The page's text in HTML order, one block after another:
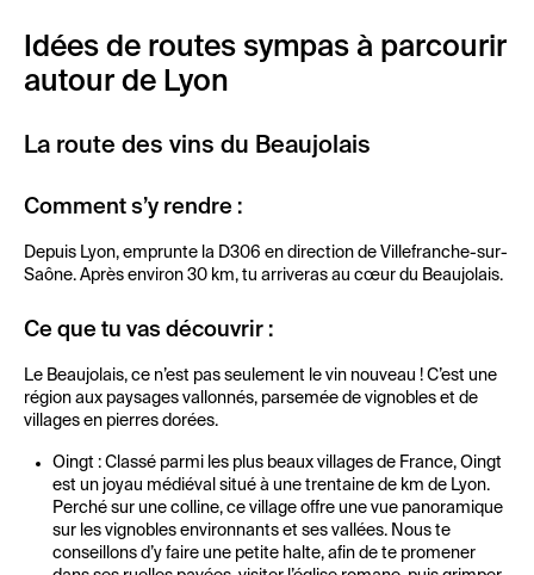
Idées de routes sympas à parcourir
autour de Lyon
La route des vins du Beaujolais
Comment s’y rendre :
Depuis Lyon, emprunte la D306 en direction de Villefranche-sur-
Saône. Après environ 30 km, tu arriveras au cœur du Beaujolais.
Ce que tu vas découvrir :
Le Beaujolais, ce n’est pas seulement le vin nouveau ! C’est une
région aux paysages vallonnés, parsemée de vignobles et de
villages en pierres dorées.
Oingt : Classé parmi les plus beaux villages de France, Oingt
est un joyau médiéval situé à une trentaine de km de Lyon.
Perché sur une colline, ce village offre une vue panoramique
sur les vignobles environnants et ses vallées. Nous te
conseillons d’y faire une petite halte, afin de te promener